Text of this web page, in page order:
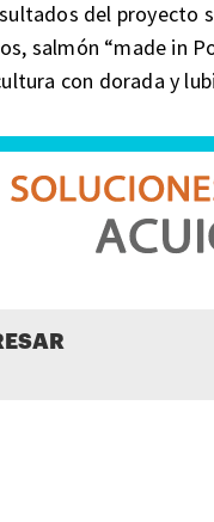
del
salmón “made in
con dorada y